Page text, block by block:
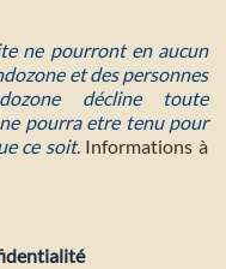
ne pourront en aucun
et des personnes
décline toute
pourra etre tenu pour
ce soit. Informations à